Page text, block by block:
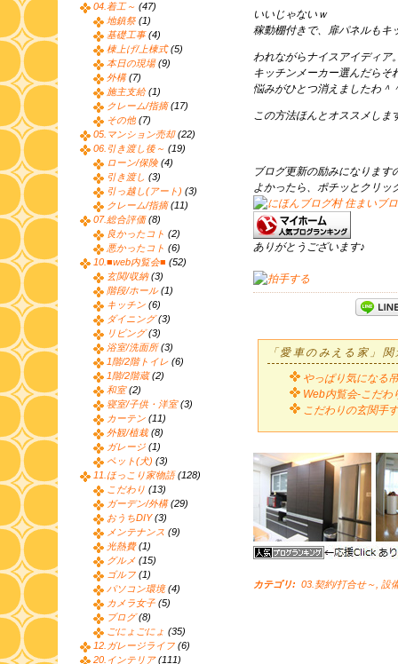
いいじゃないｗ
稼動棚付きで、扉パネルもキ
われながらナイスアイディア
キッチンメーカー選んだらそ
悩みがひとつ消えましたわ＾
この方法ほんとオススメしま
ブログ更新の励みになります
よかったら、ポチッとクリッ
ありがとうございます♪
「愛車のみえる家」
やっぱり気になる
Web内覧会-こだわ
こだわりの玄関手
カテゴリ: 03.契約/打合せ～ 設
04.着工～ (47)
地鎮祭 (1)
基礎工事(4)
棟上げ/上棟式(5)
本日の現場(9)
外構(7)
施主支給(1)
クレーム/指摘(17)
その他 (7)
05.マンション売却(22)
06.引き渡し後～ (19)
ローン/保険(4)
引き渡し (3)
引っ越し(アート) (3)
クレーム/指摘(11)
07.総合評価(8)
良かったコト (2)
悪かったコト (6)
10.■web内覧会■ (52)
玄関/収納(3)
階段/ホール(1)
キッチン (6)
ダイニング(3)
リビング(3)
浴室/洗面所(3)
1階/2階トイレ (6)
1階/2階蔵(2)
和室(2)
寝室/子供・洋室(3)
カーテン (11)
外観/植栽(8)
ガレージ (1)
ペット(犬) (3)
11.ほっこり家物語(128)
こだわり (13)
ガーデン/外構(29)
おうちDIY(3)
メンテナンス (9)
光熱費(1)
グルメ (15)
ゴルフ (1)
パソコン環境(4)
カメラ女子 (5)
ブログ(8)
ごにょごにょ (35)
12.ガレージライフ (6)
20.インテリア(111)